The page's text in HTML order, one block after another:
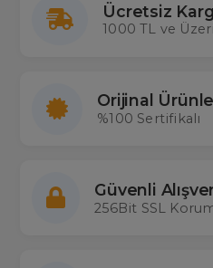
Ücretsiz
1000 TL ve
Orijinal
%100 Sertifikalı
Güvenli
256Bit SSL